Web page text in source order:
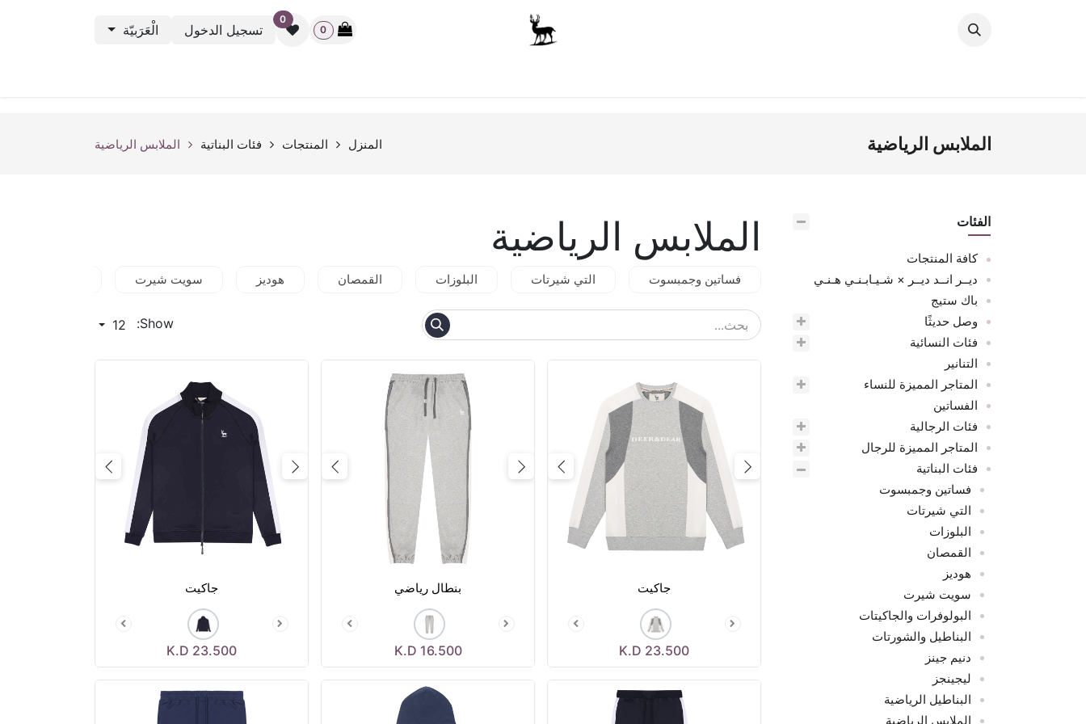
0
0
تسجيل الدخول الْعَرَبيّة
الملابس الرياضية المنزل المنتجات فئات البناتية الملابس الرياضية
الفئات
كافة المنتجات
ديــر انــد ديــر × شـيـابـنـي هـنـي
باك ستيج
وصل حديثًا
فئات النسائية
التنانير
المتاجر المميزة للنساء
الفساتين
فئات الرجالية
المتاجر المميزة للرجال
فئات البناتية
فساتين وجمبسوت
التي شيرتات
البلوزات
القمصان
هوديز
سويت شيرت
البولوفرات والجاكيتات
البناطيل والشورتات
دنيم جينز
ليجينجز
البناطيل الرياضية
الملابس الرياضية
الملابس الرياضية
فساتين وجمبسوت التي شيرتات البلوزات القمصان هوديز سويت شيرت
Show:
12
Previous
Next
جاكيت
23.500
Previous
Next
بنطال رياضي
16.500
Previous
Next
جاكيت
23.500